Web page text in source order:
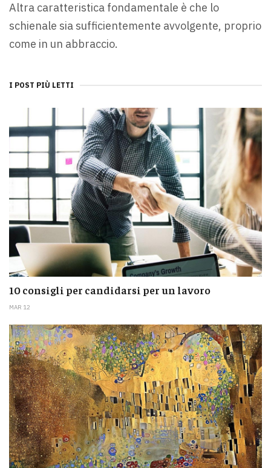
Altra caratteristica fondamentale è che lo
schienale sia sufficientemente avvolgente, proprio
come in un abbraccio.
I POST PIÙ LETTI
10 consigli per candidarsi per un lavoro
MAR 12